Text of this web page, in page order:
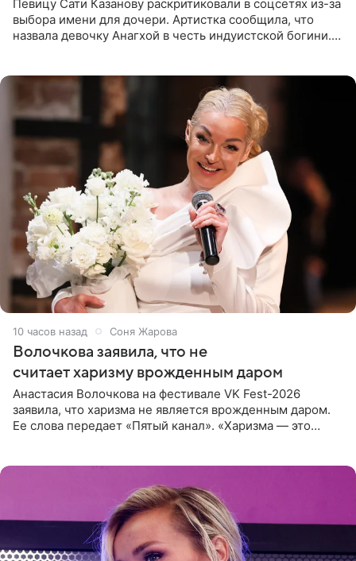
Певицу Сати Казанову раскритиковали в соцсетях из-за
выбора имени для дочери. Артистка сообщила, что
назвала девочку Анагхой в честь индуистской богини.
10 часов назад Соня Жарова
Волочкова заявила, что не
считает харизму врожденным даром
Анастасия Волочкова на фестивале VK Fest-2026
заявила, что харизма не является врожденным даром.
Ее слова передает «Пятый канал». «Харизма — это